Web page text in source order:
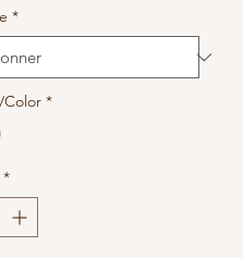
*
Color *
*